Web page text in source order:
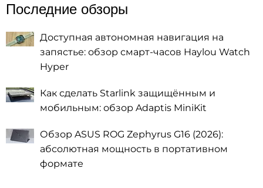
Последние обзоры
Доступная автономная навигация на
запястье: обзор смарт-часов Haylou Watch
Hyper
Как сделать Starlink защищённым и
мобильным: обзор Adaptis MiniKit
Обзор ASUS ROG Zephyrus G16 (2026):
абсолютная мощность в портативном
формате